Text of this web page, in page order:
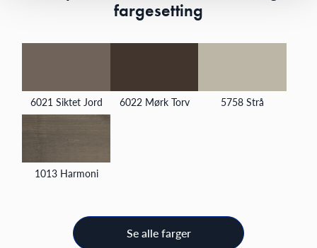
fargesetting
6021 Siktet Jord 6022 Mørk Torv 5758 Strå
1013 Harmoni
Se alle farger